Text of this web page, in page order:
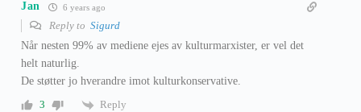
Jan 6 years ago
Reply to Sigurd
Når nesten 99% av mediene ejes av kulturmarxister, er vel det
helt naturlig.
De støtter jo hverandre imot kulturkonservative.
3
Reply